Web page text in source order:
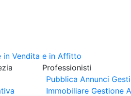
Professionisti
Pubblica Annunci
Immobiliare Gestione